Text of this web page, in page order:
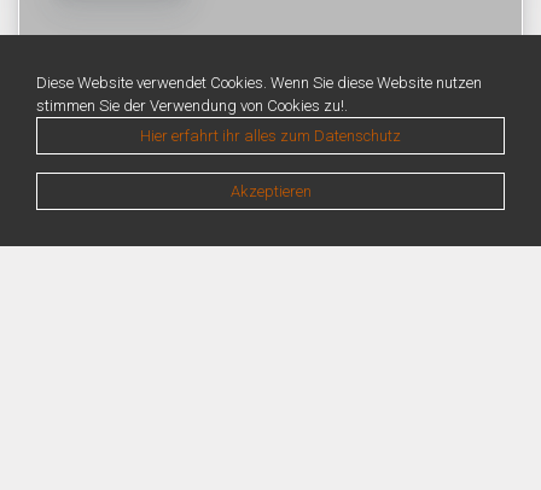
Diese Website verwendet Cookies. Wenn Sie diese Website nutzen
stimmen Sie der Verwendung von Cookies zu!.
Hier erfahrt ihr alles zum Datenschutz
Akzeptieren